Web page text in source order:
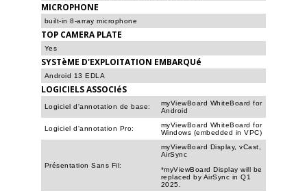
MICROPHONE
built-in 8-array microphone
TOP CAMERA PLATE
Yes
SYSTèME D'EXPLOITATION EMBARQUé
Android 13 EDLA
LOGICIELS ASSOCIéS
Logiciel d'annotation de base:
myViewBoard WhiteBoard for
Android
Logiciel d'annotation Pro:
myViewBoard WhiteBoard for
Windows (embedded in VPC)
Présentation Sans Fil:
myViewBoard Display, vCast,
AirSync
*myViewBoard Display will be
replaced by AirSync in Q1
2025.